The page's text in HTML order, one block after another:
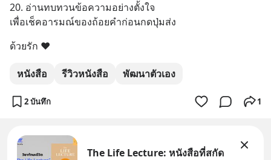
20. อ่านทบทวนข้อความอย่างตั้งใจ
เพื่อเช็คอารมณ์ของถ้อยคำก่อนกดปุ่มส่ง
ด้วยรัก ❤️
หนังสือ รีวิวหนังสือ พัฒนาตัวเอง
2 บันทึก 1
The Life Lecture: หนังสือที่สกัด